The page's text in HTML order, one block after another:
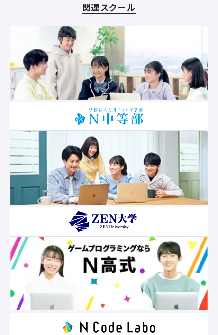
関連スクール